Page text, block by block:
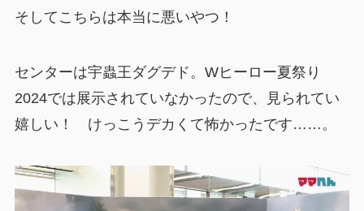
そしてこちらは本当に悪いやつ！
センターは宇蟲王ダグデド。Wヒーロー夏祭り
2024では展示されていなかったので、見られてい
嬉しい！ けっこうデカくて怖かったです……。